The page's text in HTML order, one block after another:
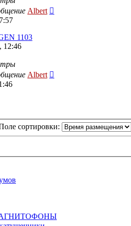
Albert
1103
12:46
Albert
сортировки: